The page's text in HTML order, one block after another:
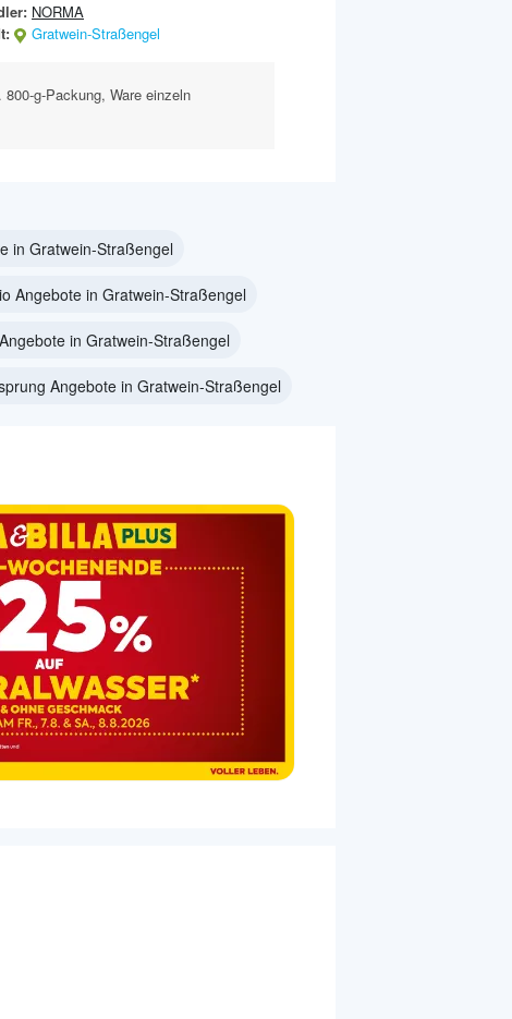
NORMA
Gratwein-Straßengel
g-Packung, Ware einzeln
in Gratwein-Straßengel
Angebote in Gratwein-Straßengel
in Gratwein-Straßengel
Angebote in Gratwein-Straßengel